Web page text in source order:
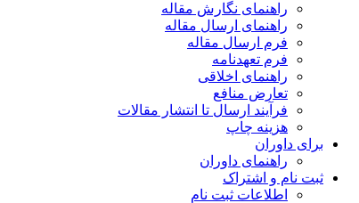
راهنمای نگارش مقاله
راهنمای ارسال مقاله
فرم ارسال مقاله
فرم تعهدنامه
راهنمای اخلاقی
تعارض منافع
فرآیند ارسال تا انتشار مقالات
هزینه چاپ
برای داوران
راهنمای داوران
ثبت نام و اشتراک
اطلاعات ثبت نام